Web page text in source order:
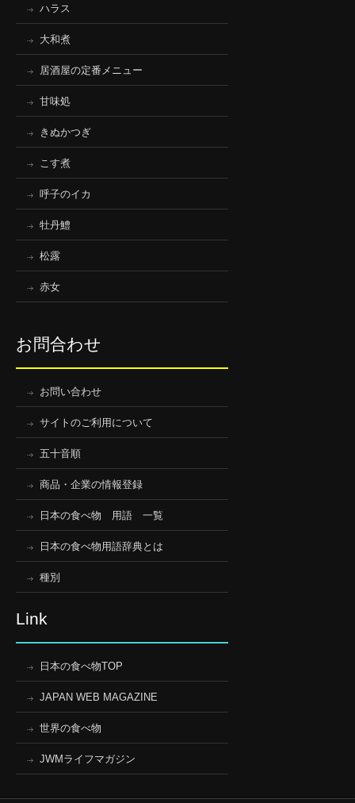
ハラス
大和煮
居酒屋の定番メニュー
甘味処
きぬかつぎ
こす煮
呼子のイカ
牡丹鱧
松露
赤女
お問合わせ
お問い合わせ
サイトのご利用について
五十音順
商品・企業の情報登録
日本の食べ物 用語 一覧
日本の食べ物用語辞典とは
種別
Link
日本の食べ物TOP
JAPAN WEB MAGAZINE
世界の食べ物
JWMライフマガジン